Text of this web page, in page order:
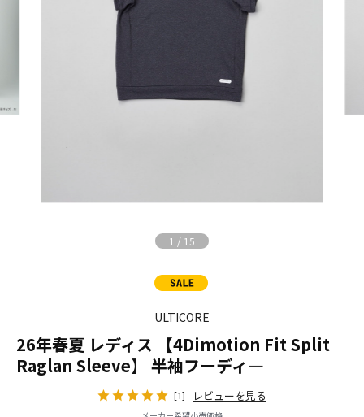
1 / 15
ULTICORE
26年春夏 レディス 【4Dimotion Fit Split
Raglan Sleeve】 半袖フーディ―
[1] レビューを見る